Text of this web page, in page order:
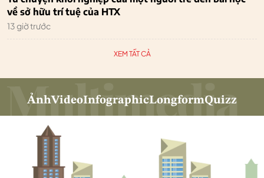
về sở hữu trí tuệ của HTX
13 giờ trước
XEM TẤT CẢ
ẢnhVideoInfographicLongformQuizz